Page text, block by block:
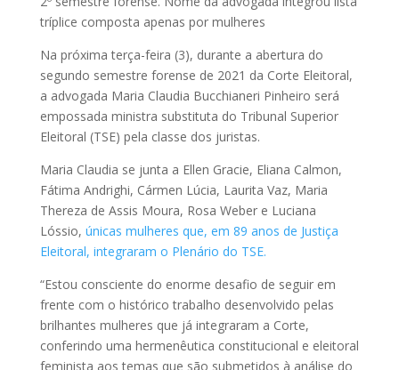
tríplice composta apenas por mulheres
Na próxima terça-feira (3), durante a abertura do
segundo semestre forense de 2021 da Corte Eleitoral,
a advogada Maria Claudia Bucchianeri Pinheiro será
empossada ministra substituta do Tribunal Superior
Eleitoral (TSE) pela classe dos juristas.
Maria Claudia se junta a Ellen Gracie, Eliana Calmon,
Fátima Andrighi, Cármen Lúcia, Laurita Vaz, Maria
Thereza de Assis Moura, Rosa Weber e Luciana
Lóssio, únicas mulheres que, em 89 anos de Justiça
Eleitoral, integraram o Plenário do TSE.
“Estou consciente do enorme desafio de seguir em
frente com o histórico trabalho desenvolvido pelas
brilhantes mulheres que já integraram a Corte,
conferindo uma hermenêutica constitucional e eleitoral
feminista aos temas que são submetidos à análise do